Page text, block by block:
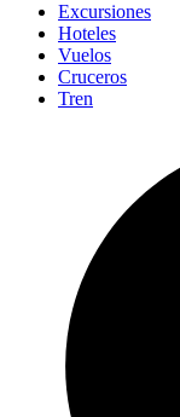
Excursiones
Hoteles
Vuelos
Cruceros
Tren